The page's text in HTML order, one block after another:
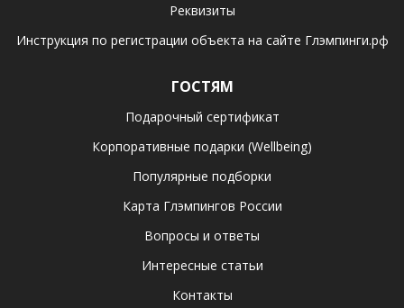
Реквизиты
Инструкция по регистрации объекта на сайте Глэмпинги.рф
ГОСТЯМ
Подарочный сертификат
Корпоративные подарки (Wellbeing)
Популярные подборки
Карта Глэмпингов России
Вопросы и ответы
Интересные статьи
Контакты